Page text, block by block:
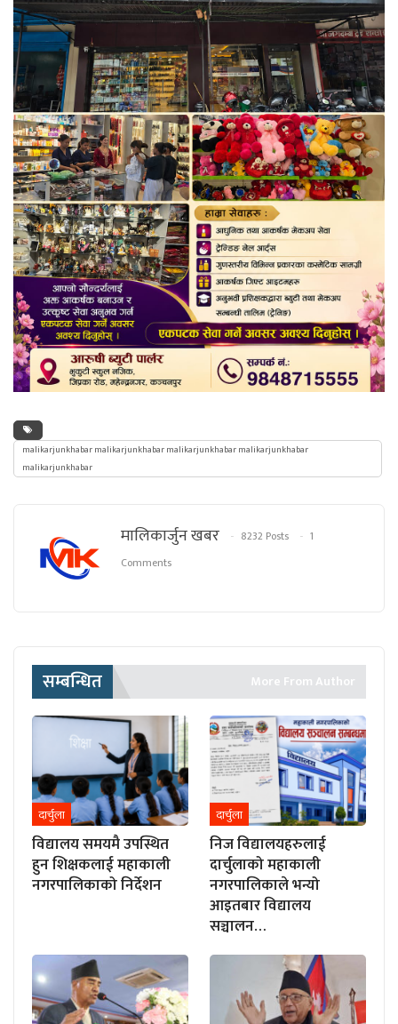
malikarjunkhabar malikarjunkhabar malikarjunkhabar malikarjunkhabar
malikarjunkhabar
मालिकार्जुन खबर 8232 Posts
1
Comments
सम्बन्धित More From Author
दार्चुला
विद्यालय समयमै उपस्थित
हुन शिक्षकलाई महाकाली
नगरपालिकाको निर्देशन
दार्चुला
निज विद्यालयहरुलाई
दार्चुलाको महाकाली
नगरपालिकाले भन्यो
आइतबार विद्यालय
सञ्चालन…